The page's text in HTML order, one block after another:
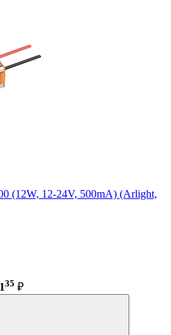
(12W, 12-24V, 500mA) (Arlight,
35 ₽